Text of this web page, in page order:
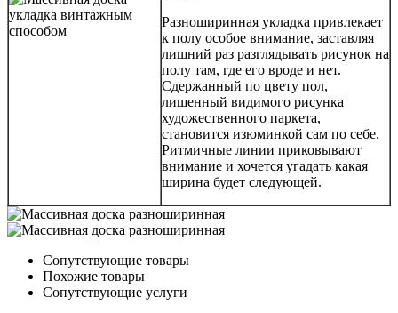
Разноширинная укладка привлекает
к полу особое внимание, заставляя
лишний раз разглядывать рисунок на
полу там, где его вроде и нет.
Сдержанный по цвету пол,
лишенный видимого рисунка
художественного паркета,
становится изюминкой сам по себе.
Ритмичные линии приковывают
внимание и хочется угадать какая
ширина будет следующей.
Сопутствующие товары
Похожие товары
Сопутствующие услуги